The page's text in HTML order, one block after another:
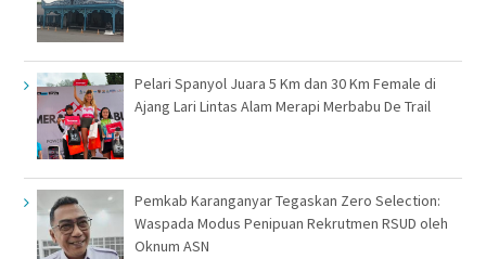
Pelari Spanyol Juara 5 Km dan 30 Km Female di
Ajang Lari Lintas Alam Merapi Merbabu De Trail
Pemkab Karanganyar Tegaskan Zero Selection:
Waspada Modus Penipuan Rekrutmen RSUD oleh
Oknum ASN